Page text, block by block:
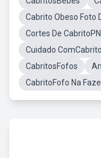
Cabrito Obeso Foto
Cortes De
Cuidado ComCabrito
CabritosFofos
CabritoFofo Na